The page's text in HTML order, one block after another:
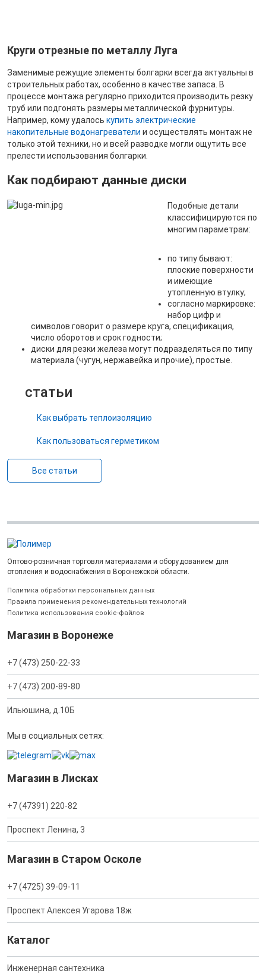
Круги отрезные по металлу Луга
Заменимые режущие элементы болгарки всегда актуальны в
строительных работах, особенно в качестве запаса. В
процессе монтажа регулярно приходится производить резку
труб или подгонять размеры металлической фурнитуры.
Например, кому удалось купить электрические
накопительные водонагреватели и осуществлять монтаж не
только этой техники, но и всей разводке могли ощутить все
прелести использования болгарки.
Как подбирают данные диски
Подобные детали
классифицируются по
многим параметрам:
по типу бывают:
плоские поверхности
и имеющие
утопленную втулку;
согласно маркировке:
набор цифр и
символов говорит о размере круга, спецификация,
число оборотов и срок годности;
диски для резки железа могут подразделяться по типу
материала (чугун, нержавейка и прочие), простые.
статьи
Как выбрать теплоизоляцию
Как пользоваться герметиком
Все статьи
Оптово-розничная торговля материалами и оборудованием для
отопления и водоснабжения в Воронежской области.
Политика обработки персональных данных
Правила применения рекомендательных технологий
Политика использования cookie-файлов
Магазин в Воронеже
+7 (473) 250-22-33
+7 (473) 200-89-80
Ильюшина, д.10Б
Мы в социальных сетях:
Магазин в Лисках
+7 (47391) 220-82
Проспект Ленина, 3
Магазин в Старом Осколе
+7 (4725) 39-09-11
Проспект Алексея Угарова 18ж
Каталог
Инженерная сантехника